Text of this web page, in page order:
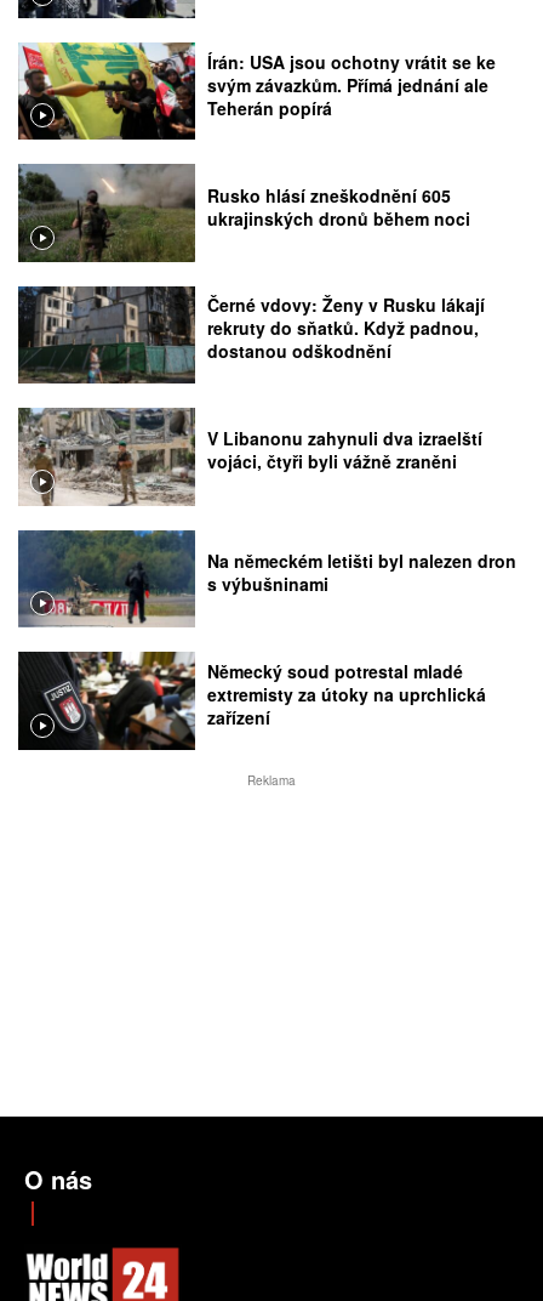
Írán: USA jsou ochotny vrátit se ke
svým závazkům. Přímá jednání ale
Teherán popírá
Rusko hlásí zneškodnění 605
ukrajinských dronů během noci
Černé vdovy: Ženy v Rusku lákají
rekruty do sňatků. Když padnou,
dostanou odškodnění
V Libanonu zahynuli dva izraelští
vojáci, čtyři byli vážně zraněni
Na německém letišti byl nalezen dron
s výbušninami
Německý soud potrestal mladé
extremisty za útoky na uprchlická
zařízení
Reklama
O nás